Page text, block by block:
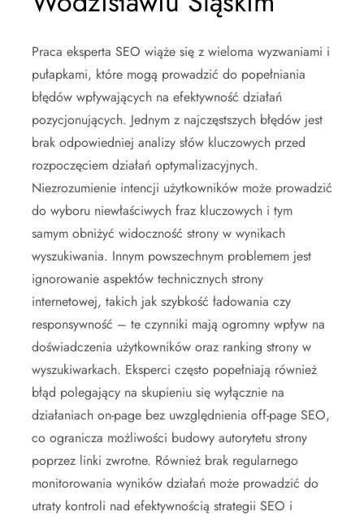
Praca eksperta SEO wiąże się z wieloma wyzwaniami i
pułapkami, które mogą prowadzić do popełniania
błędów wpływających na efektywność działań
pozycjonujących. Jednym z najczęstszych błędów jest
brak odpowiedniej analizy słów kluczowych przed
rozpoczęciem działań optymalizacyjnych.
Niezrozumienie intencji użytkowników może prowadzić
do wyboru niewłaściwych fraz kluczowych i tym
samym obniżyć widoczność strony w wynikach
wyszukiwania. Innym powszechnym problemem jest
ignorowanie aspektów technicznych strony
internetowej, takich jak szybkość ładowania czy
responsywność – te czynniki mają ogromny wpływ na
doświadczenia użytkowników oraz ranking strony w
wyszukiwarkach. Eksperci często popełniają również
błąd polegający na skupieniu się wyłącznie na
działaniach on-page bez uwzględnienia off-page SEO,
co ogranicza możliwości budowy autorytetu strony
poprzez linki zwrotne. Również brak regularnego
monitorowania wyników działań może prowadzić do
utraty kontroli nad efektywnością strategii SEO i